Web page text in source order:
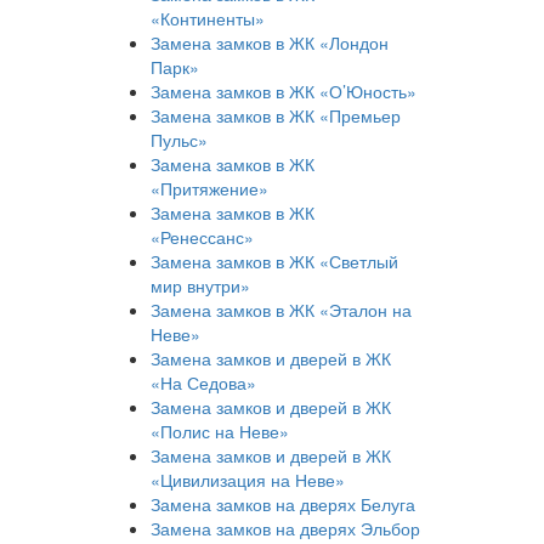
«Континенты»
Замена замков в ЖК «Лондон
Парк»
Замена замков в ЖК «О’Юность»
Замена замков в ЖК «Премьер
Пульс»
Замена замков в ЖК
«Притяжение»
Замена замков в ЖК
«Ренессанс»
Замена замков в ЖК «Светлый
мир внутри»
Замена замков в ЖК «Эталон на
Неве»
Замена замков и дверей в ЖК
«На Седова»
Замена замков и дверей в ЖК
«Полис на Неве»
Замена замков и дверей в ЖК
«Цивилизация на Неве»
Замена замков на дверях Белуга
Замена замков на дверях Эльбор